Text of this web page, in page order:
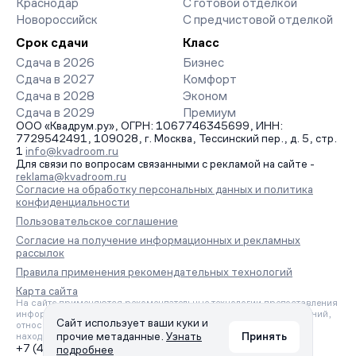
Краснодар
Новороссийск
С готовой отделкой
С предчистовой отделкой
Срок сдачи
Сдача в 2026
Сдача в 2027
Сдача в 2028
Сдача в 2029
Класс
Бизнес
Комфорт
Эконом
Премиум
ООО «Квадрум.ру», ОГРН: 1067746345699, ИНН:
7729542491, 109028, г. Москва, Тессинский пер., д. 5, стр.
1 info@kvadroom.ru
Для связи по вопросам связанными с рекламой на сайте -
reklama@kvadroom.ru
Согласие на обработку персональных данных и политика
конфиденциальности
Пользовательское соглашение
Согласие на получение информационных и рекламных
рассылок
Правила применения рекомендательных технологий
Карта сайта
На сайте применяются рекомендательные технологии предоставления
информации на основе сбора, систематизации и анализа сведений,
относящихся к предпочтениям пользователей сети «Интернет»,
находящихся на территории Российской Федерации.
+7 (495) 157-88-80
Сайт использует ваши куки и
прочие метаданные. Узнать
подробнее
Принять